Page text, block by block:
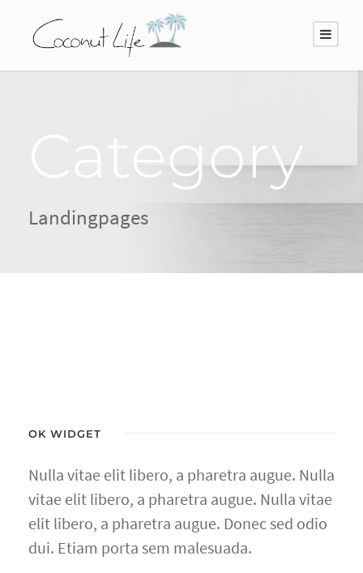
Category
Landingpages
OK WIDGET
Nulla vitae elit libero, a pharetra augue. Nulla
vitae elit libero, a pharetra augue. Nulla vitae
elit libero, a pharetra augue. Donec sed odio
dui. Etiam porta sem malesuada.